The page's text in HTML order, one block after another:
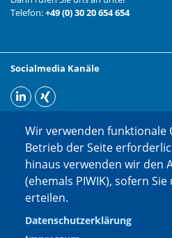
Telefon:+49 (0) 30 20 654 654
Socialmedia Kanäle
Wir verwenden funktionale
Betrieb der Seite
hinaus verwenden wir den
(ehemals PIWIK), sofern
erteilen.
Datenschutzerklärung